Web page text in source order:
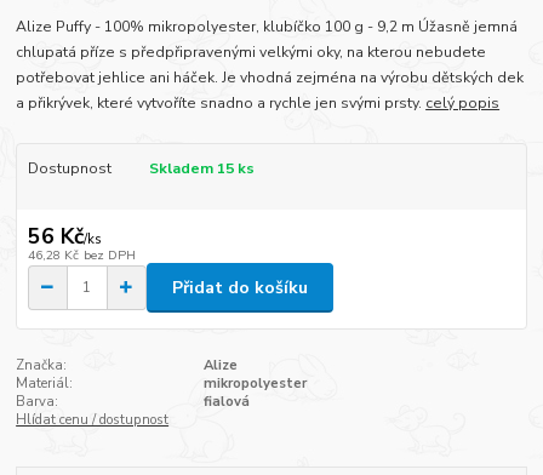
Alize Puffy - 100% mikropolyester, klubíčko 100 g - 9,2 m Úžasně jemná
chlupatá příze s předpřipravenými velkými oky, na kterou nebudete
potřebovat jehlice ani háček. Je vhodná zejména na výrobu dětských dek
a přikrývek, které vytvoříte snadno a rychle jen svými prsty. celý popis
Dostupnost Skladem 15 ks
56 Kč/ks
46,28 Kč bez DPH
Přidat do košíku
Značka:
Alize
Materiál:
mikropolyester
Barva:
fialová
Hlídat cenu / dostupnost